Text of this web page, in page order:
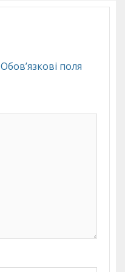
Обов’язкові поля